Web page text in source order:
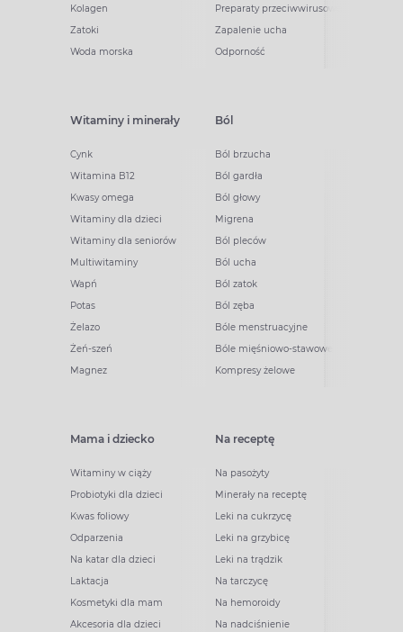
Kolagen
Zatoki
Woda morska
Preparaty przeciwwirusowe
Zapalenie ucha
Odporność
Witaminy i minerały
Cynk
Witamina B12
Kwasy omega
Witaminy dla dzieci
Witaminy dla seniorów
Multiwitaminy
Wapń
Potas
Żelazo
Żeń-szeń
Magnez
Ból
Ból brzucha
Ból gardła
Ból głowy
Migrena
Ból pleców
Ból ucha
Ból zatok
Ból zęba
Bóle menstruacyjne
Bóle mięśniowo-stawowe
Kompresy żelowe
Mama i dziecko
Witaminy w ciąży
Probiotyki dla dzieci
Kwas foliowy
Odparzenia
Na katar dla dzieci
Laktacja
Kosmetyki dla mam
Akcesoria dla dzieci
Na receptę
Na pasożyty
Minerały na receptę
Leki na cukrzycę
Leki na grzybicę
Leki na trądzik
Na tarczycę
Na hemoroidy
Na nadciśnienie